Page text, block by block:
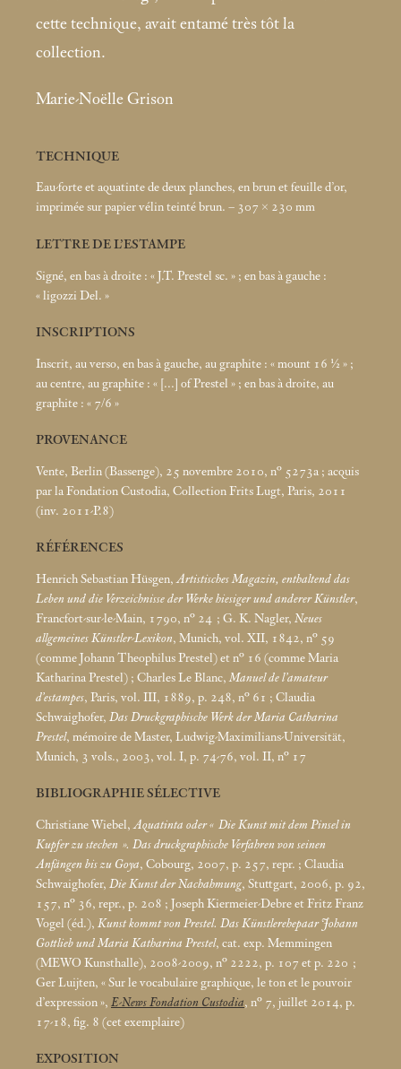
cette technique, avait entamé très tôt la
collection.
Marie-Noëlle Grison
TECHNIQUE
Eau-forte et aquatinte de deux planches, en brun et feuille d’or,
imprimée sur papier vélin teinté brun. – 307 × 230 mm
LETTRE DE L’ESTAMPE
Signé, en bas à droite : «J.T. Prestel sc. » ; en bas à gauche :
«ligozzi Del. »
INSCRIPTIONS
Inscrit, au verso, en bas à gauche, au graphite : «mount 16 ½ » ;
au centre, au graphite : « [...] of Prestel » ; en bas à droite, au
graphite : « 7/6 »
PROVENANCE
Vente, Berlin (Bassenge), 25 novembre 2010, n° 5273a ; acquis
par la Fondation Custodia, Collection Frits Lugt, Paris, 2011
(inv. 2011-P.8)
RÉFÉRENCES
Henrich Sebastian Hüsgen,Artistisches Magazin, enthaltend das
Leben und die Verzeichnisse der Werke hiesiger und anderer Künstler,
Francfort-sur-le-Main, 1790, n° 24 ; G. K. Nagler, Neues
allgemeines Künstler-Lexikon, Munich, vol. XII, 1842, n° 59
(comme Johann Theophilus Prestel) et n° 16 (comme Maria
Katharina Prestel) ; Charles Le Blanc, Manuel de l’amateur
d’estampes, Paris, vol. III, 1889, p. 248, n° 61 ; Claudia
Schwaighofer, Das Druckgraphische Werk der Maria Catharina
Prestel, mémoire de Master, Ludwig-Maximilians-Universität,
Munich, 3 vols., 2003, vol. I, p. 74-76, vol. II, n° 17
BIBLIOGRAPHIE SÉLECTIVE
Christiane Wiebel,Aquatinta oder « Die Kunst mit dem Pinsel in
Kupfer zu stechen ». Das druckgraphische Verfahren von seinen
Anfängen bis zu Goya, Cobourg, 2007, p. 257, repr. ; Claudia
Schwaighofer, Die Kunst der Nachahmung, Stuttgart, 2006, p. 92,
157, n° 36, repr., p. 208 ; Joseph Kiermeier-Debre et Fritz Franz
Vogel (éd.), Kunst kommt von Prestel. Das Künstlerehepaar Johann
Gottlieb und Maria Katharina Prestel, cat. exp. Memmingen
(MEWO Kunsthalle), 2008-2009, n° 2222, p. 107 et p. 220 ;
Ger Luijten, «Sur le vocabulaire graphique, le ton et le pouvoir
d’expression», E-News Fondation Custodia, n° 7, juillet 2014, p.
17-18, fig. 8 (cet exemplaire)
EXPOSITION